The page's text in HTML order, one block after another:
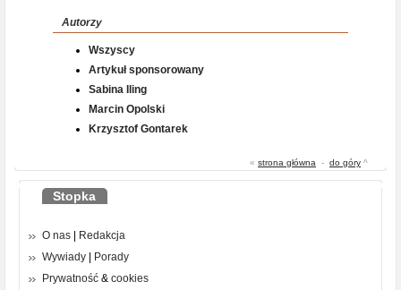
Autorzy
Wszyscy
Artykuł sponsorowany
Sabina Iling
Marcin Opolski
Krzysztof Gontarek
« strona główna - do góry ^
Stopka
O nas
Redakcja
Wywiady
Porady
Prywatność & cookies